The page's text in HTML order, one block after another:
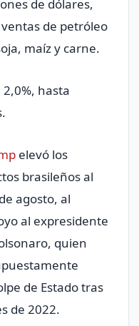
de dólares,
de petróleo
maíz y carne.
hasta
elevó los
brasileños al
agosto, al
al expresidente
quien
de Estado tras
de 2022.